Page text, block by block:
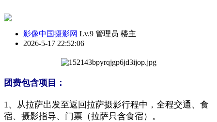
影像中国摄影网 Lv.9 管理员 楼主
2026-5-17 22:52:06
团费包含项目：
1、从拉萨出发至返回拉萨摄影行程中 ， 全程交通、食
宿、摄影指导、门票（拉萨只含食宿）。